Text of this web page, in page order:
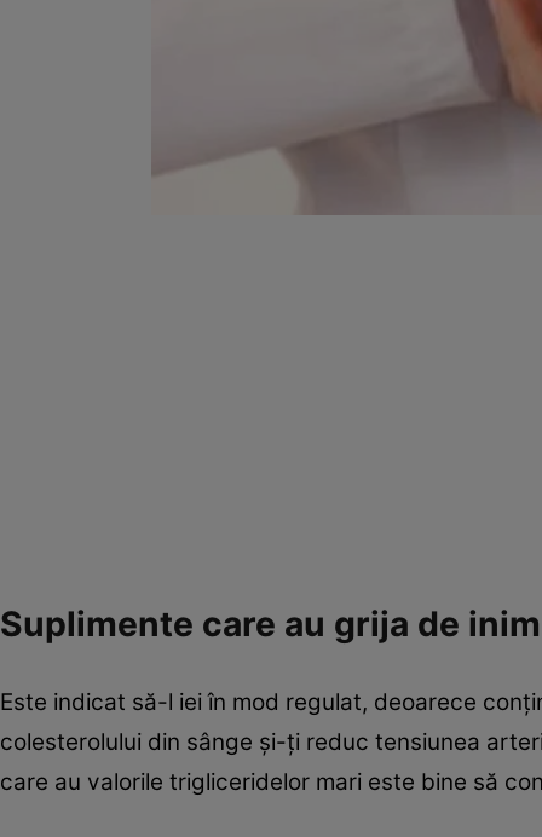
Suplimente care au grija de
Este indicat să-l iei în mod regulat, deoarece
colesterolului din sânge şi-ţi reduc tensiunea
care au valorile trigliceridelor mari este bine să